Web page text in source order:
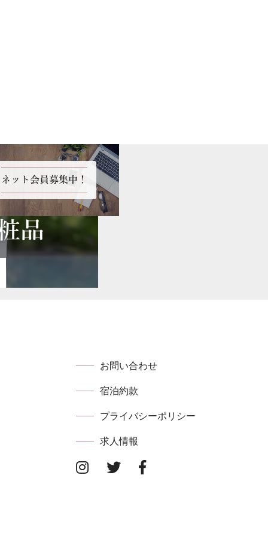
お問い合わせ
宿泊約款
プライバシーポリシー
求⼈情報